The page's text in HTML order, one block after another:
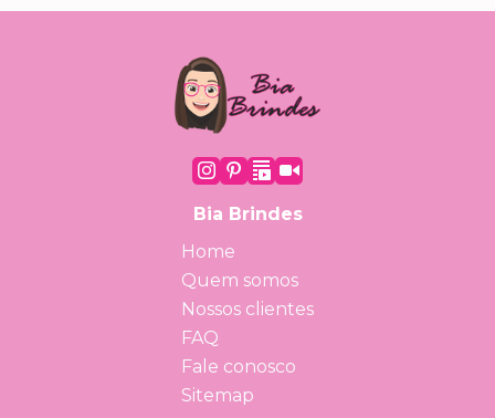
Bia Brindes
Home
Quem somos
Nossos clientes
FAQ
Fale conosco
Sitemap